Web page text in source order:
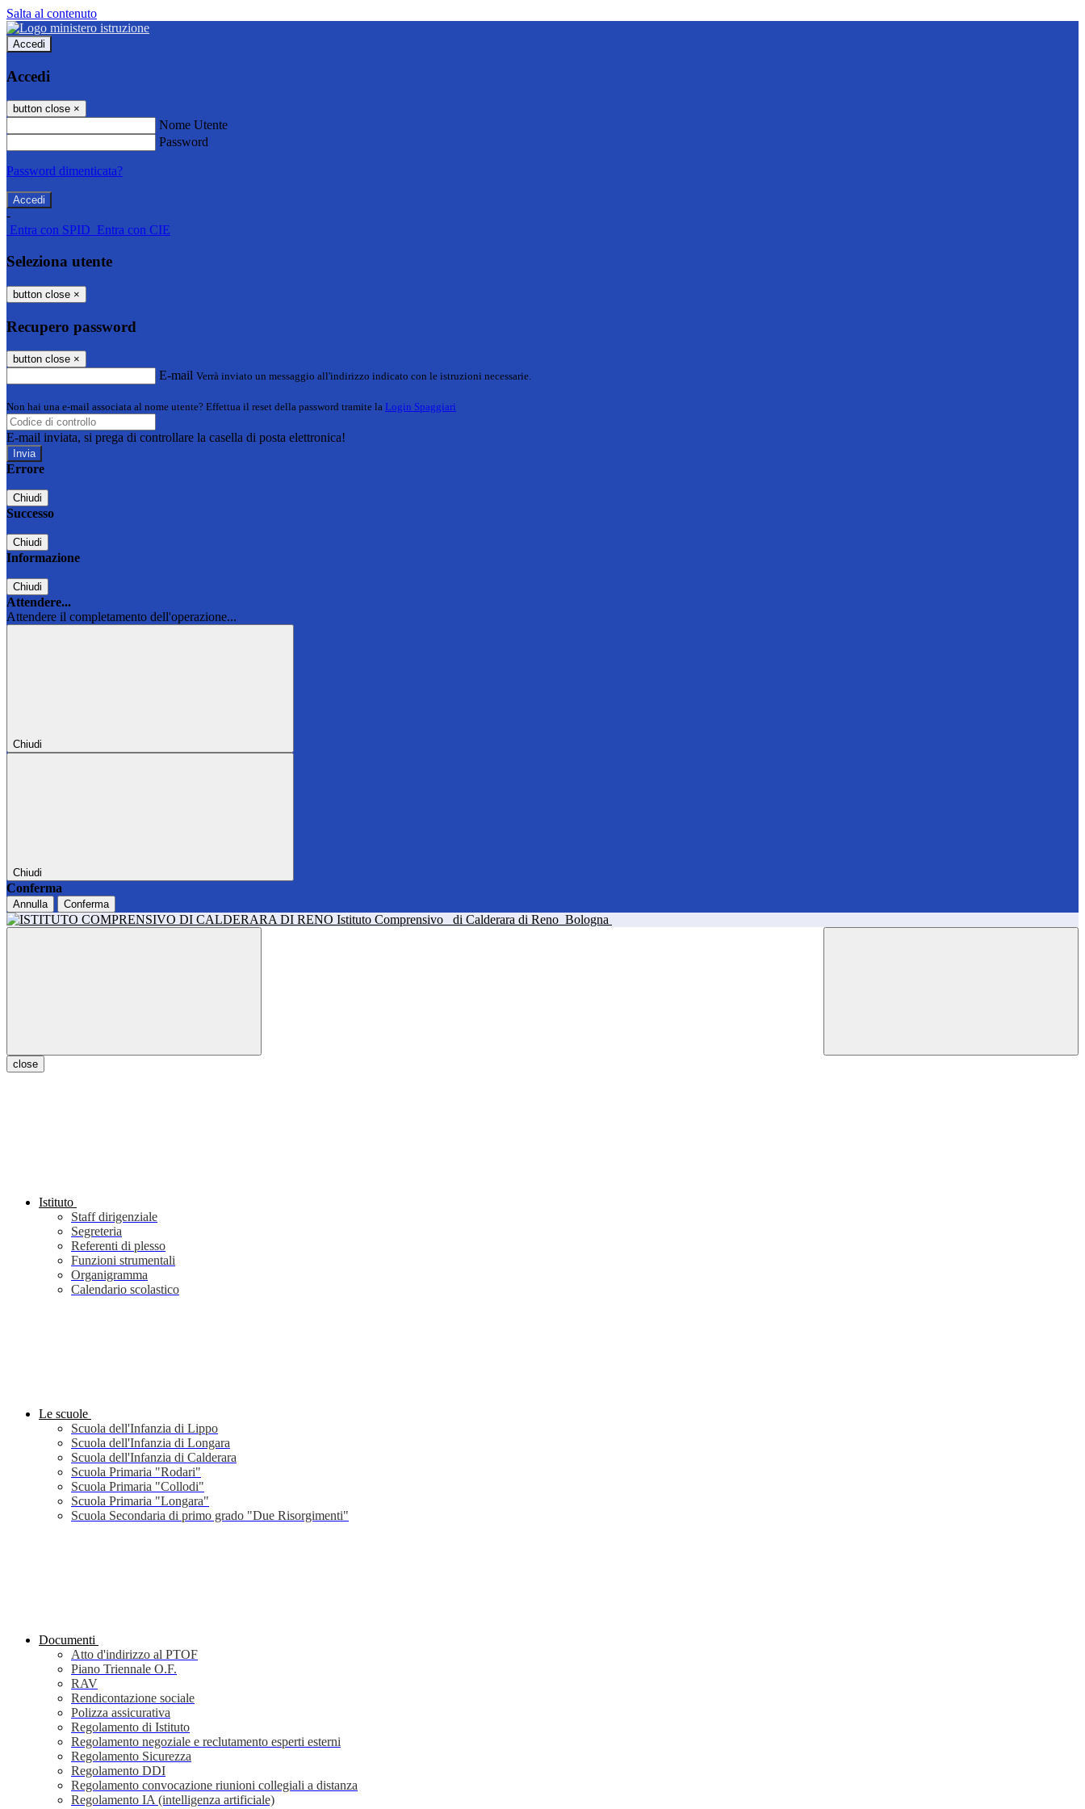
Salta al contenuto
Accedi
Accedi
button close ×
Nome Utente
Password
Password dimenticata?
-
Entra con SPID Entra con CIE
Seleziona utente
button close ×
Recupero password
button close ×
E-mail Verrà inviato un messaggio all'indirizzo indicato con le istruzioni necessarie.
Non hai una e-mail associata al nome utente? Effettua il reset della password tramite la Login Spaggiari
E-mail inviata, si prega di controllare la casella di posta elettronica!
Errore
Chiudi
Successo
Chiudi
Informazione
Chiudi
Attendere...
Attendere il completamento dell'operazione...
Chiudi
Chiudi
Conferma
Annulla Conferma
Istituto Comprensivo di Calderara di Reno Bologna
close
Istituto
Staff dirigenziale
Segreteria
Referenti di plesso
Funzioni strumentali
Organigramma
Calendario scolastico
Le scuole
Scuola dell'Infanzia di Lippo
Scuola dell'Infanzia di Longara
Scuola dell'Infanzia di Calderara
Scuola Primaria "Rodari"
Scuola Primaria "Collodi"
Scuola Primaria "Longara"
Scuola Secondaria di primo grado "Due Risorgimenti"
Documenti
Atto d'indirizzo al PTOF
Piano Triennale O.F.
RAV
Rendicontazione sociale
Polizza assicurativa
Regolamento di Istituto
Regolamento negoziale e reclutamento esperti esterni
Regolamento Sicurezza
Regolamento DDI
Regolamento convocazione riunioni collegiali a distanza
Regolamento IA (intelligenza artificiale)